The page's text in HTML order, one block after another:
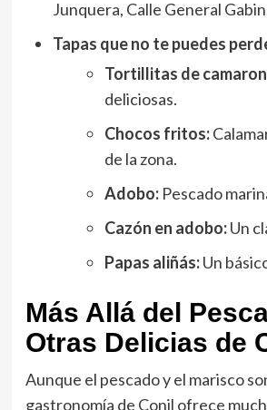
Junquera, Calle General
Tapas que no te puedes
Tortillitas de
deliciosas.
Chocos fritos:
de la zona.
Adobo:Pescado
Cazón en adobo:Un
Papas aliñás:Un
Más Allá del
Otras Delicias de
Aunque el pescado y el marisco
gastronomía de Conil ofrece